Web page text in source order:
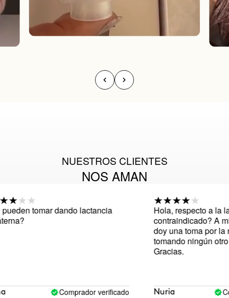
NUESTROS CLIENTES
NOS AMAN
tomar dando lactancia
Comprador verificado
Hola, respecto a la
contraindicado? A
doy una toma por la
tomando ningún otro
Gracias.
Nuria